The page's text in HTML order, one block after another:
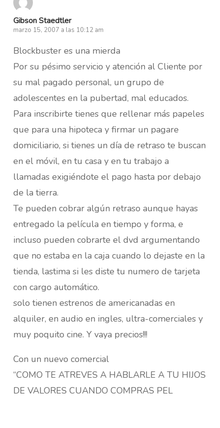
Gibson Staedtler
marzo 15, 2007 a las 10:12 am
Blockbuster es una mierda
Por su pésimo servicio y atención al Cliente por
su mal pagado personal, un grupo de
adolescentes en la pubertad, mal educados.
Para inscribirte tienes que rellenar más papeles
que para una hipoteca y firmar un pagare
domiciliario, si tienes un día de retraso te buscan
en el móvil, en tu casa y en tu trabajo a
llamadas exigiéndote el pago hasta por debajo
de la tierra.
Te pueden cobrar algún retraso aunque hayas
entregado la película en tiempo y forma, e
incluso pueden cobrarte el dvd argumentando
que no estaba en la caja cuando lo dejaste en la
tienda, lastima si les diste tu numero de tarjeta
con cargo automático.
solo tienen estrenos de americanadas en
alquiler, en audio en ingles, ultra-comerciales y
muy poquito cine. Y vaya precios!!!
Con un nuevo comercial
“COMO TE ATREVES A HABLARLE A TU HIJOS
DE VALORES CUANDO COMPRAS PEL